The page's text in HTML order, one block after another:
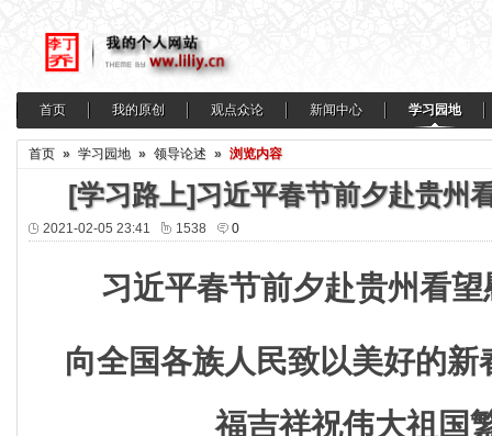
首页 我的原创 观点众论 新闻中心 学习园地
首页 » 学习园地 » 领导论述 » 浏览内容
[学习路上]习近平春节前夕赴贵州
2021-02-05 23:41 1538 0
习近平春节前夕赴贵州看
向全国各族人民致以美好的
福吉祥祝伟大祖国